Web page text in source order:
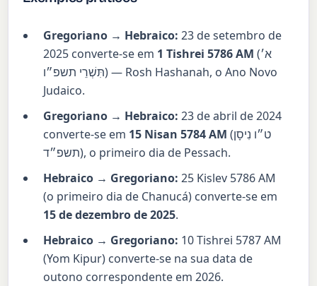
Gregoriano → Hebraico: 23 de setembro de
2025 converte-se em 1 Tishrei 5786 AM (א׳
תִּשְׁרֵי תשפ״ו) — Rosh Hashanah, o Ano Novo
Judaico.
Gregoriano → Hebraico: 23 de abril de 2024
converte-se em 15 Nisan 5784 AM (ט״ו נִיסָן
תשפ״ד), o primeiro dia de Pessach.
Hebraico → Gregoriano: 25 Kislev 5786 AM
(o primeiro dia de Chanucá) converte-se em
15 de dezembro de 2025.
Hebraico → Gregoriano: 10 Tishrei 5787 AM
(Yom Kipur) converte-se na sua data de
outono correspondente em 2026.